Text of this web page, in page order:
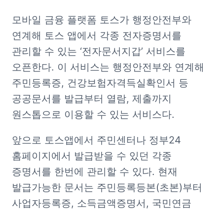
모바일 금융 플랫폼 토스가 행정안전부와
연계해 토스 앱에서 각종 전자증명서를
관리할 수 있는 ‘전자문서지갑’ 서비스를
오픈한다. 이 서비스는 행정안전부와 연계해
주민등록증, 건강보험자격득실확인서 등
공공문서를 발급부터 열람, 제출까지
원스톱으로 이용할 수 있는 서비스다.
앞으로 토스앱에서 주민센터나 정부24
홈페이지에서 발급받을 수 있던 각종
증명서를 한번에 관리할 수 있다. 현재
발급가능한 문서는 주민등록등본(초본)부터
사업자등록증, 소득금액증명서, 국민연금